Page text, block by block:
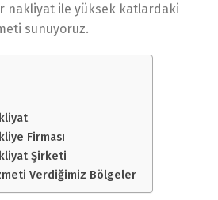
nakliyat ile yüksek katlardaki
sunuyoruz.
Firması
Şirketi
Verdiğimiz Bölgeler